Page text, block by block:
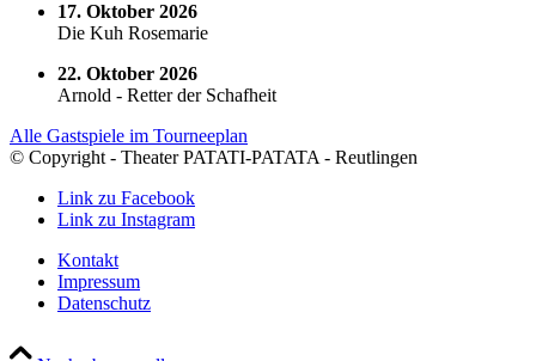
17. Oktober 2026
Die Kuh Rosemarie
22. Oktober 2026
Arnold - Retter der Schafheit
Alle Gastspiele im Tourneeplan
© Copyright - Theater PATATI-PATATA - Reutlingen
Link zu Facebook
Link zu Instagram
Kontakt
Impressum
Datenschutz